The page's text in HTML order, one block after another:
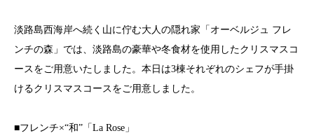
淡路島西海岸へ続く山に佇む大人の隠れ家「オーベルジュ フレ
ンチの森」では、淡路島の豪華や冬食材を使用したクリスマスコ
ースをご用意いたしました。本日は3棟それぞれのシェフが手掛
けるクリスマスコースをご用意しました。
■フレンチ×“和”「La Rose」